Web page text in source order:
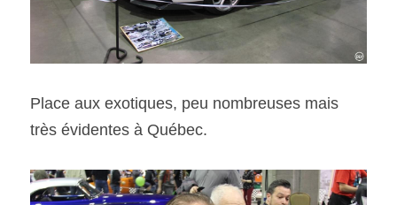
Place aux exotiques, peu nombreuses mais
très évidentes à Québec.